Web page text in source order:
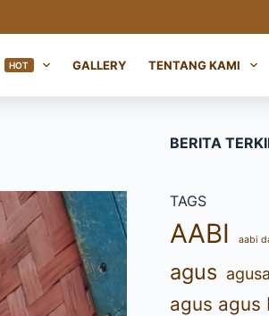
HOT GALLERY TENTANG KAMI
BERITA
TAGS
AABI aabi
agus
agus agus